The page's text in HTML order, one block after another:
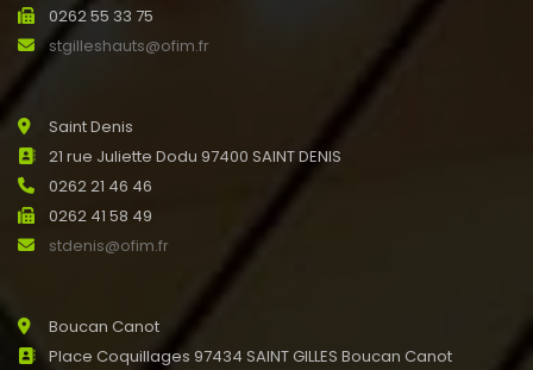
0262 55 33 75
stgilleshauts@ofim.fr
Saint Denis
21 rue Juliette Dodu 97400 SAINT DENIS
0262 21 46 46
0262 41 58 49
stdenis@ofim.fr
Boucan Canot
Place Coquillages 97434 SAINT GILLES Boucan Canot